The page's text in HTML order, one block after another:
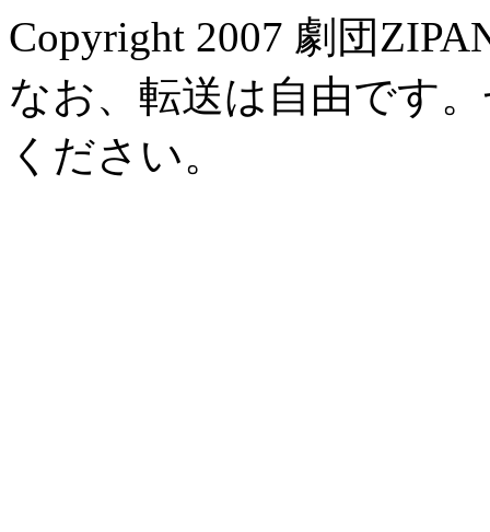
Copyright 2007 劇団
なお、転送は自由です
ください。